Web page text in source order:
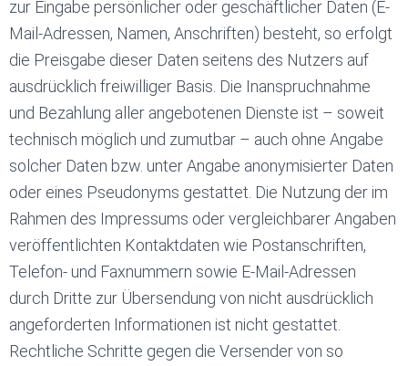
zur Eingabe persönlicher oder geschäftlicher Daten (E-
Mail-Adressen, Namen, Anschriften) besteht, so erfolgt
die Preisgabe dieser Daten seitens des Nutzers auf
ausdrücklich freiwilliger Basis. Die Inanspruchnahme
und Bezahlung aller angebotenen Dienste ist – soweit
technisch möglich und zumutbar – auch ohne Angabe
solcher Daten bzw. unter Angabe anonymisierter Daten
oder eines Pseudonyms gestattet. Die Nutzung der im
Rahmen des Impressums oder vergleichbarer Angaben
veröffentlichten Kontaktdaten wie Postanschriften,
Telefon- und Faxnummern sowie E-Mail-Adressen
durch Dritte zur Übersendung von nicht ausdrücklich
angeforderten Informationen ist nicht gestattet.
Rechtliche Schritte gegen die Versender von so